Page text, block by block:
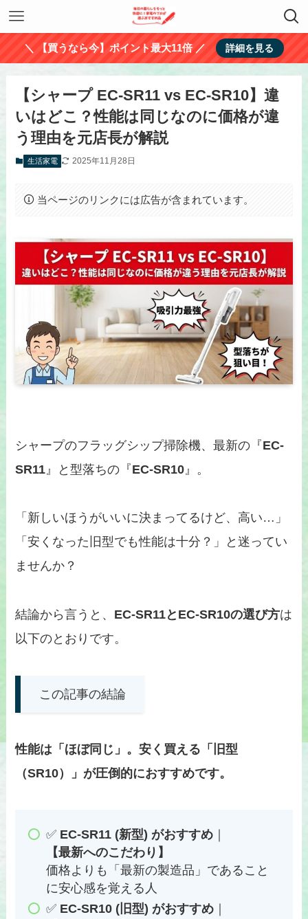
＼ 【買うなら今】ポイント最大11倍 ／ 詳細を見る
【シャープ EC-SR11 vs EC-SR10】違
いはどこ？性能は同じなのに価格が違
う理由を元店長が解説
生活家電 2025年11月28日
当ページのリンクには広告が含まれています。
シャープのフラッグシップ掃除機、最新の『EC-
SR11 』と型落ちの『EC-SR10 』。
「新しいほうがいいに決まってるけど、高い…」
「安くなった旧型でも性能は十分？」と迷ってい
ませんか？
結論から言うと、 EC-SR11とEC-SR10の選び方は
以下のとおりです。
この記事の結論
性能は「ほぼ同じ」。安く買える「旧型
（SR10）」が圧倒的におすすめです。
✅ EC-SR11 (新型) がおすすめ ｜
【最新へのこだわり】
価格よりも「最新の製造品」であること
に安心感を覚える人
✅ EC-SR10 (旧型) がおすすめ